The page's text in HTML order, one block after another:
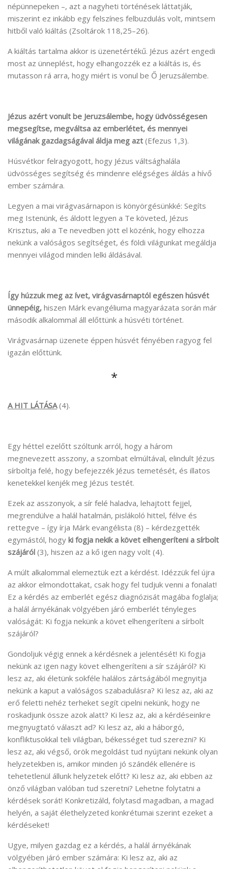
népünnepeken –, azt a nagyheti történések láttatják,
miszerint ez inkább egy felszínes felbuzdulás volt, mintsem
hitből való kiáltás (Zsoltárok 118,25–26).
A kiáltás tartalma akkor is üzenetértékű. Jézus azért engedi
most az ünneplést, hogy elhangozzék ez a kiáltás is, és
mutasson rá arra, hogy miért is vonul be Ő Jeruzsálembe.
Jézus azért vonult be Jeruzsálembe, hogy üdvösségesen
megsegítse, megváltsa az emberlétet, és mennyei
világának gazdagságával áldja meg azt (Efezus 1,3).
Húsvétkor felragyogott, hogy Jézus váltsághalála
üdvösséges segítség és mindenre elégséges áldás a hívő
ember számára.
Legyen a mai virágvasárnapon is könyörgésünkké: Segíts
meg Istenünk, és áldott legyen a Te követed, Jézus
Krisztus, aki a Te nevedben jött el közénk, hogy elhozza
nekünk a valóságos segítséget, és földi világunkat megáldja
mennyei világod minden lelki áldásával.
Így húzzuk meg az ívet, virágvasárnaptól egészen húsvét
ünnepéig, hiszen Márk evangéliuma magyarázata során már
második alkalommal áll előttünk a húsvéti történet.
Virágvasárnap üzenete éppen húsvét fényében ragyog fel
igazán előttünk.
*
A HIT LÁTÁSA(4).
Egy héttel ezelőtt szóltunk arról, hogy a három
megnevezett asszony, a szombat elmúltával, elindult Jézus
sírboltja felé, hogy befejezzék Jézus temetését, és illatos
kenetekkel kenjék meg Jézus testét.
Ezek az asszonyok, a sír felé haladva, lehajtott fejjel,
megrendülve a halál hatalmán, pislákoló hittel, félve és
rettegve – így írja Márk evangélista (8) – kérdezgették
egymástól, hogy ki fogja nekik a követ elhengeríteni a sírbolt
szájáról (3), hiszen az a kő igen nagy volt (4).
A múlt alkalommal elemeztük ezt a kérdést. Idézzük fel újra
az akkor elmondottakat, csak hogy fel tudjuk venni a fonalat!
Ez a kérdés az emberlét egész diagnózisát magába foglalja;
a halál árnyékának völgyében járó emberlét tényleges
valóságát: Ki fogja nekünk a követ elhengeríteni a sírbolt
szájáról?
Gondoljuk végig ennek a kérdésnek a jelentését! Ki fogja
nekünk az igen nagy követ elhengeríteni a sír szájáról? Ki
lesz az, aki életünk sokféle halálos zártságából megnyitja
nekünk a kaput a valóságos szabadulásra? Ki lesz az, aki az
erő feletti nehéz terheket segít cipelni nekünk, hogy ne
roskadjunk össze azok alatt? Ki lesz az, aki a kérdéseinkre
megnyugtató választ ad? Ki lesz az, aki a háborgó,
konfliktusokkal teli világban, békességet tud szerezni? Ki
lesz az, aki végső, örök megoldást tud nyújtani nekünk olyan
helyzetekben is, amikor minden jó szándék ellenére is
tehetetlenül állunk helyzetek előtt? Ki lesz az, aki ebben az
önző világban valóban tud szeretni? Lehetne folytatni a
kérdések sorát! Konkretizáld, folytasd magadban, a magad
helyén, a saját élethelyzeted konkrétumai szerint ezeket a
kérdéseket!
Ugye, milyen gazdag ez a kérdés, a halál árnyékának
völgyében járó ember számára: Ki lesz az, aki az